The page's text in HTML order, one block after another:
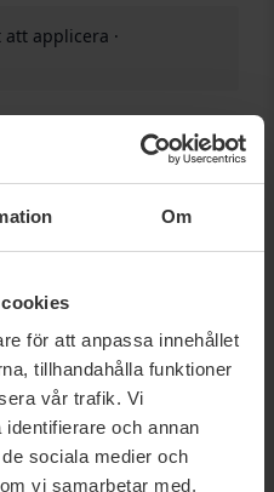
Om
för att anpassa innehållet
tillhandahålla funktioner
vår trafik. Vi
och annan
sociala medier och
vi samarbetar med.
applicera ·
ger färg och textur utan
en slående men elegant
tydliga färgeffekter i
page, kortare frisyrer
bakom örat.
löst hår, flätor och